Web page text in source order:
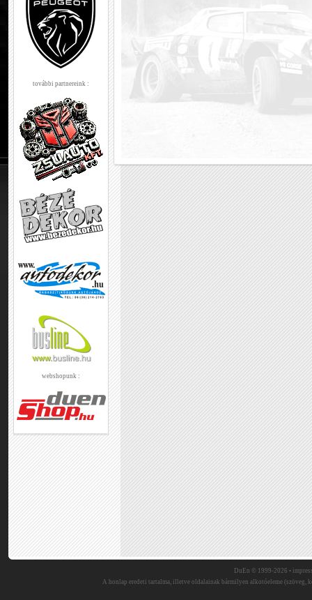
további partnereink :
webshopunk :
DuEn © 1999-2026 •
A honlap eredeti tartalma, illetve oldalainak bármilyen alkotóeleme (szöveg,